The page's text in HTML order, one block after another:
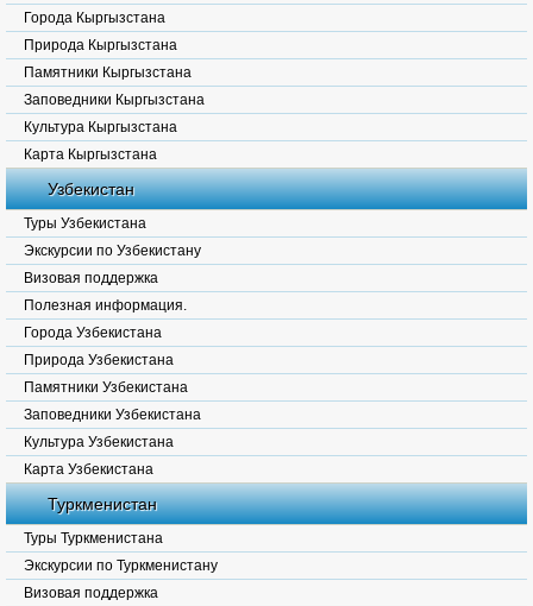
Города Кыргызстана
Природа Кыргызстана
Памятники Кыргызстана
Заповедники Кыргызстана
Культура Кыргызстана
Карта Кыргызстана
Узбекистан
Туры Узбекистана
Экскурсии по Узбекистану
Визовая поддержка
Полезная информация.
Города Узбекистана
Природа Узбекистана
Памятники Узбекистана
Заповедники Узбекистана
Культура Узбекистана
Карта Узбекистана
Туркменистан
Туры Туркменистана
Экскурсии по Туркменистану
Визовая поддержка